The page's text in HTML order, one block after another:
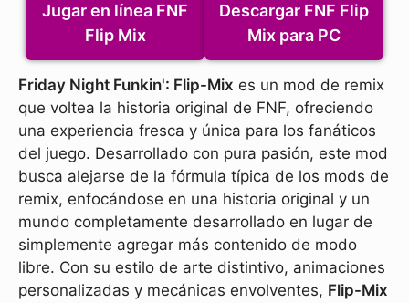
Jugar en línea FNF
Flip Mix
Descargar FNF Flip
Mix para PC
Friday Night Funkin': Flip-Mix es un mod de remix
que voltea la historia original de FNF, ofreciendo
una experiencia fresca y única para los fanáticos
del juego. Desarrollado con pura pasión, este mod
busca alejarse de la fórmula típica de los mods de
remix, enfocándose en una historia original y un
mundo completamente desarrollado en lugar de
simplemente agregar más contenido de modo
libre. Con su estilo de arte distintivo, animaciones
personalizadas y mecánicas envolventes, Flip-Mix